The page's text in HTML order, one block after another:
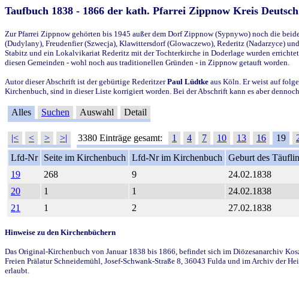
Taufbuch 1838 - 1866 der kath. Pfarrei Zippnow Kreis
Zur Pfarrei Zippnow gehörten bis 1945 außer dem Dorf Zippnow (Sypnywo) noch die
(Dudylany), Freudenfier (Szwecja), Klawittersdorf (Glowaczewo), Rederitz (Nadarzyce)
Stabitz und ein Lokalvikariat Rederitz mit der Tochterkirche in Doderlage wurden
diesen Gemeinden - wohl noch aus traditionellen Gründen - in Zippnow getauft worden.
Autor dieser Abschrift ist der gebürtige RederitzerPaul Lüdtke aus Köln. Er weist auf
Kirchenbuch, sind in dieser Liste korrigiert worden. Bei der Abschrift kann es aber
Alles Suchen Auswahl Detail
|< < > >| 3380 Einträge gesamt: 1 4 7 10 13 16 19
Lfd-Nr
Seite im Kirchenbuch Lfd-Nr im Kirchenbuch Geburt des
19
268 9 24.02.1838
20
1 1 24.02.1838
21
1 2 27.02.1838
Hinweise zu den Kirchenbüchern
Das Original-Kirchenbuch von Januar 1838 bis 1866, befindet sich im Diözesanarchiv
Freien Prälatur Schneidemühl, Josef-Schwank-Straße 8, 36043 Fulda und im Archiv der
erlaubt.